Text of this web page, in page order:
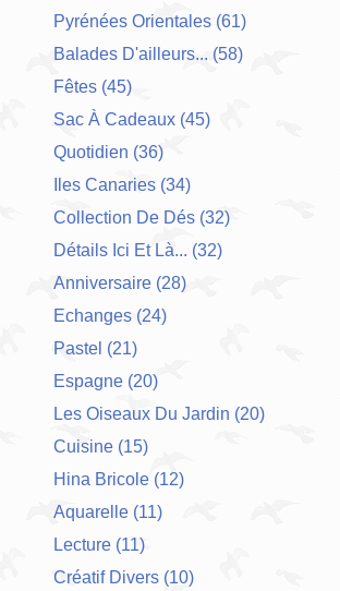
Pyrénées Orientales (61)
Balades D'ailleurs... (58)
Fêtes (45)
Sac À Cadeaux (45)
Quotidien (36)
Iles Canaries (34)
Collection De Dés (32)
Détails Ici Et Là... (32)
Anniversaire (28)
Echanges (24)
Pastel (21)
Espagne (20)
Les Oiseaux Du Jardin (20)
Cuisine (15)
Hina Bricole (12)
Aquarelle (11)
Lecture (11)
Créatif Divers (10)